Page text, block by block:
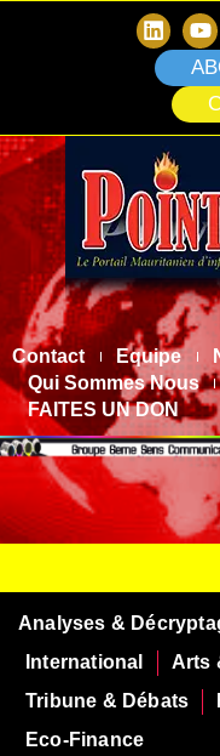
Contact Equipe
Qui Sommes Nous
FAITES UN DON
Analyses &
International
Arts
Tribune & Débats
Eco-Finance